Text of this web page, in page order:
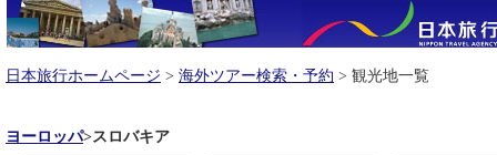
日本旅行ホームページ > 海外ツアー検索・予約 > 観光地一覧
ヨーロッパ>スロバキア